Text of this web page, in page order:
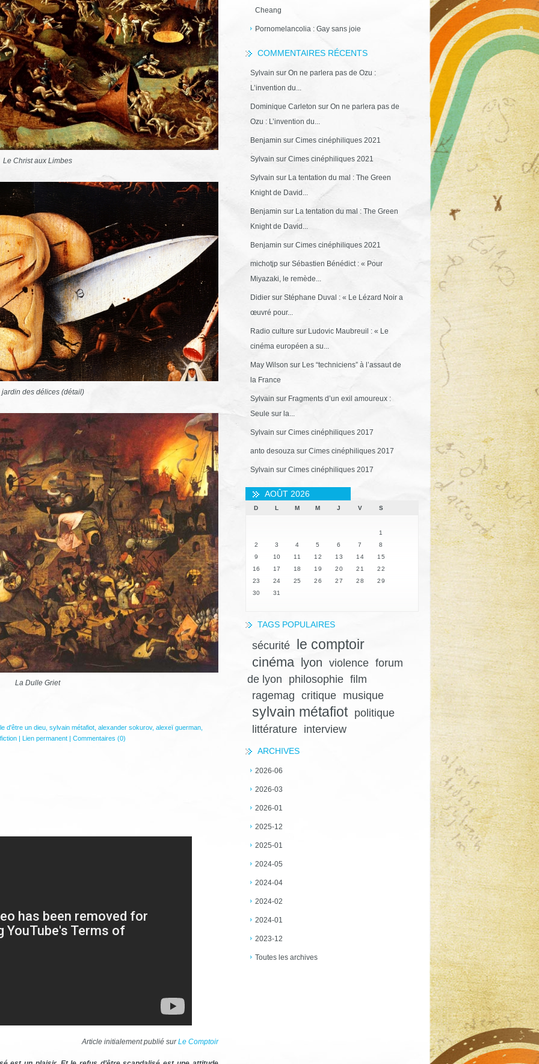
Cheang
Pornomelancolia : Gay sans joie
COMMENTAIRES RÉCENTS
Sylvain sur On ne parlera pas de Ozu :
L’invention du...
Dominique Carleton sur On ne parlera pas de
Ozu : L’invention du...
Benjamin sur Cimes cinéphiliques 2021
Sylvain sur Cimes cinéphiliques 2021
Sylvain sur La tentation du mal : The Green
Knight de David...
Benjamin sur La tentation du mal : The Green
Knight de David...
Benjamin sur Cimes cinéphiliques 2021
michotjpsur Sébastien Bénédict : « Pour
Miyazaki, le remède...
Didiersur Stéphane Duval : « Le Lézard Noir a
œuvré pour...
Radio culture sur Ludovic Maubreuil : « Le
cinéma européen a su...
May Wilson sur Les “techniciens” à l’assaut de
la France
Sylvain sur Fragments d’un exil amoureux :
Seule sur la...
Sylvain sur Cimes cinéphiliques 2017
anto desouzasur Cimes cinéphiliques 2017
Sylvain sur Cimes cinéphiliques 2017
AOÛT 2026
D L M M J V S
1
2
3 4 5 6 7
8
9
10 11 12 13 14
15
16
17 18 19 20 21
22
23
24 25 26 27 28
29
30
31
TAGS POPULAIRES
sécurité le comptoir
cinéma lyon violence forum
de lyon
philosophie film
ragemag critique musique
sylvain métafiot
politique
littérature
interview
ARCHIVES
2026-06
2026-03
2026-01
2025-12
2025-01
2024-05
2024-04
2024-02
2024-01
2023-12
Toutes les archives
Le Christ aux Limbes
jardin des délices (détail)
La Dulle Griet
d'être un dieu, sylvain métafiot, alexander sokurov, alexeï guerman,
| Lien permanent| Commentaires (0)
Article initialement publié surLe Comptoir